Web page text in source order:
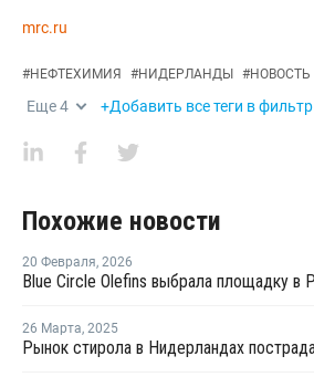
mrc.ru
#НЕФТЕХИМИЯ #НИДЕРЛАНДЫ #НОВОСТЬ
Еще4 +Добавить все теги в фильтр
Похожие новости
20 Февраля, 2026
26 Марта, 2025